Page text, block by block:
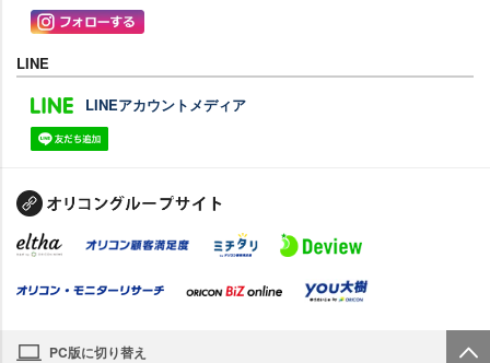
LINE
LINEアカウントメディア
PC版に切り替え